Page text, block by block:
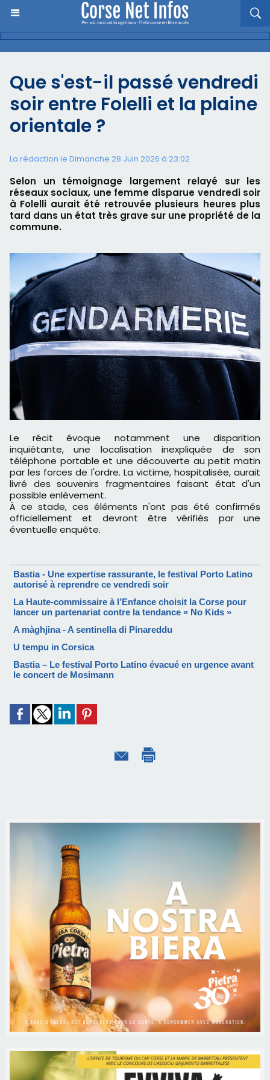
Que s'est-il passé vendredi
soir entre Folelli et la plaine
orientale ?
La rédaction le Dimanche 28 Juin 2026 à 23:02
Selon un témoignage largement relayé sur les
réseaux sociaux, une femme disparue vendredi soir
à Folelli aurait été retrouvée plusieurs heures plus
tard dans un état très grave sur une propriété de la
commune.
Le récit évoque notamment une disparition
inquiétante, une localisation inexpliquée de son
téléphone portable et une découverte au petit matin
par les forces de l'ordre. La victime, hospitalisée, aurait
livré des souvenirs fragmentaires faisant état d'un
possible enlèvement.
À ce stade, ces éléments n'ont pas été confirmés
officiellement et devront être vérifiés par une
éventuelle enquête.
Bastia - Une expertise rassurante, le festival Porto Latino
autorisé à reprendre ce vendredi soir
La Haute-commissaire à l’Enfance choisit la Corse pour
lancer un partenariat contre la tendance « No Kids »
A màghjina - A sentinella di Pinareddu
U tempu in Corsica
Bastia – Le festival Porto Latino évacué en urgence avant
le concert de Mosimann